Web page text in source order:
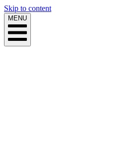
Skip to content
MENU